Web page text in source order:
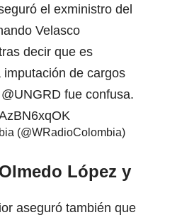
el exministro del
Velasco
decir que es
imputación de cargos
@UNGRD fue confusa.
(@WRadioColombia)
López y
aseguró también que